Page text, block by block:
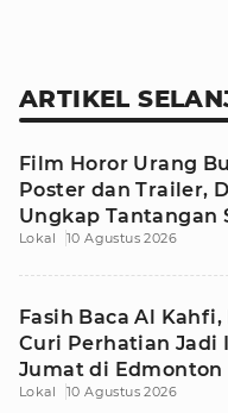
ARTIKEL
Film Horor Urang
Poster dan Trailer,
Ungkap Tantangan
Lokal 10 Agustus 2026
Fasih Baca Al
Curi Perhatian Jadi
Jumat di Edmonton
Lokal 10 Agustus 2026